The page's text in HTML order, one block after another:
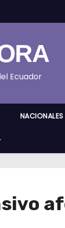
Ecuador
NACIONALES